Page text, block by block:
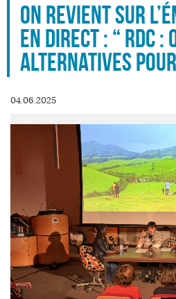
On revient sur
en direct : “ RDC :
alternatives pour
04.06.2025